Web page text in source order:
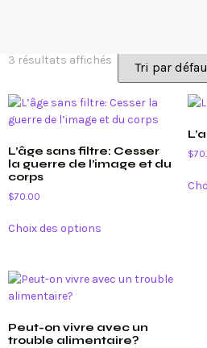
3 résultats affichés
L’âge sans filtre: Cesser
la guerre de l’image et du
corps
$70.00
Choix des options
$
Peut-on vivre avec un
trouble alimentaire?